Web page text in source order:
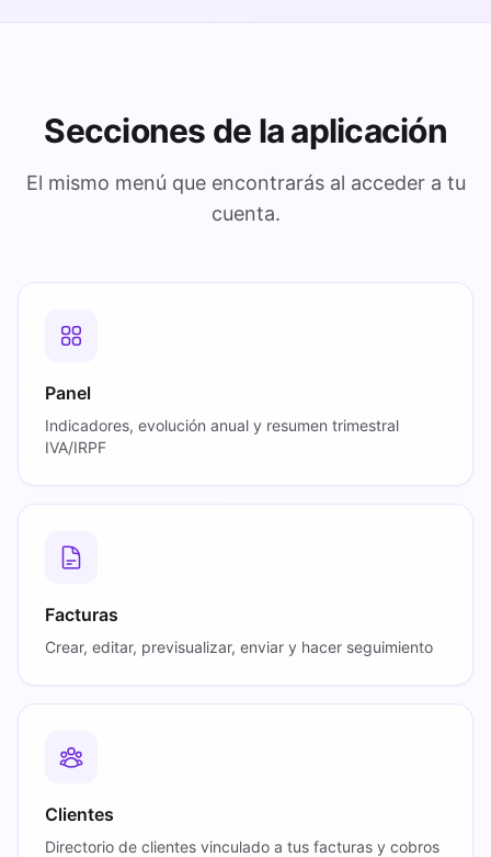
Secciones de la aplicación
El mismo menú que encontrarás al acceder a tu
cuenta.
Panel
Indicadores, evolución anual y resumen trimestral
IVA/IRPF
Facturas
Crear, editar, previsualizar, enviar y hacer seguimiento
Clientes
Directorio de clientes vinculado a tus facturas y cobros